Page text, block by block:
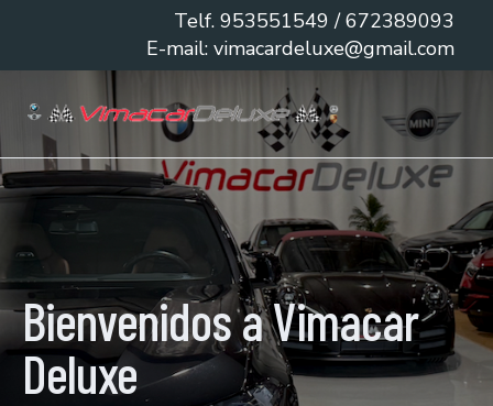
Telf. 953551549 / 672389093
E-mail: vimacardeluxe@gmail.com
Bienvenidos a Vimacar
Deluxe